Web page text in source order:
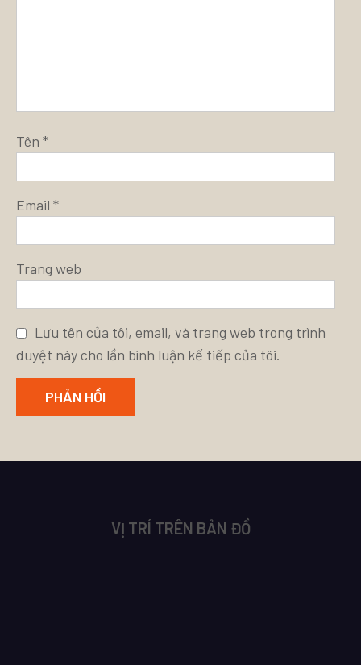
Tên *
Email *
Trang web
Lưu tên của tôi, email, và trang web trong trình
duyệt này cho lần bình luận kế tiếp của tôi.
VỊ TRÍ TRÊN BẢN ĐỒ